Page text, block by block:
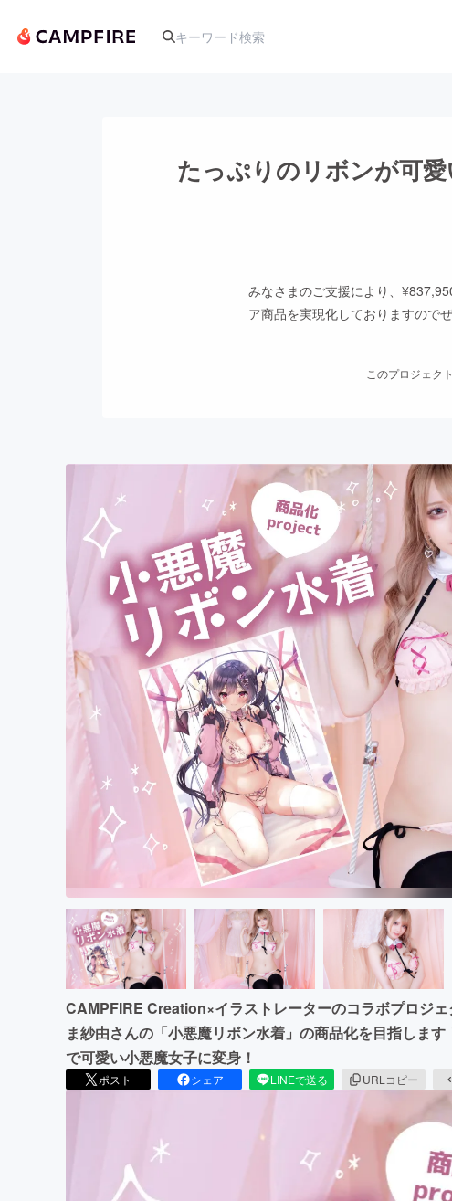
人気のプロジェクト注目の
書
チ
たっぷりのリボンが可
みなさまのご支援により、
ア商品を実現化しておりますので
このプロジェク
CAMPFIRE Creation×イラストレーターのコラボプロジ
ま紗由さんの「小悪魔リボン水着」の商品化を目指しま
で可愛い小悪魔女子に変身！
ポスト シェア LINEで送る URLコピー